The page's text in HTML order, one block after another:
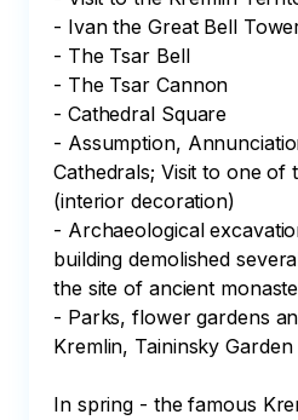
- Ivan the Great Bell
- The Tsar Bell
- The Tsar Cannon
- Cathedral Square
- Assumption,
Cathedrals; Visit to one of
(interior decoration)
- Archaeological
building demolished
the site of ancient
- Parks, flower gardens
Kremlin, Taininsky Garden
In spring - the famous